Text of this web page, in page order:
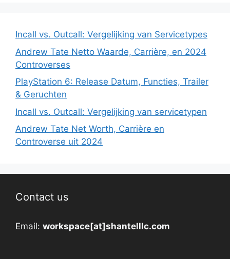
Incall vs. Outcall: Vergelijking van Servicetypes
Andrew Tate Netto Waarde, Carrière, en 2024
Controverses
PlayStation 6: Release Datum, Functies, Trailer
& Geruchten
Incall vs. Outcall: Vergelijking van servicetypen
Andrew Tate Net Worth, Carrière en
Controverse uit 2024
Contact us
Email: workspace[at]shantelllc.com